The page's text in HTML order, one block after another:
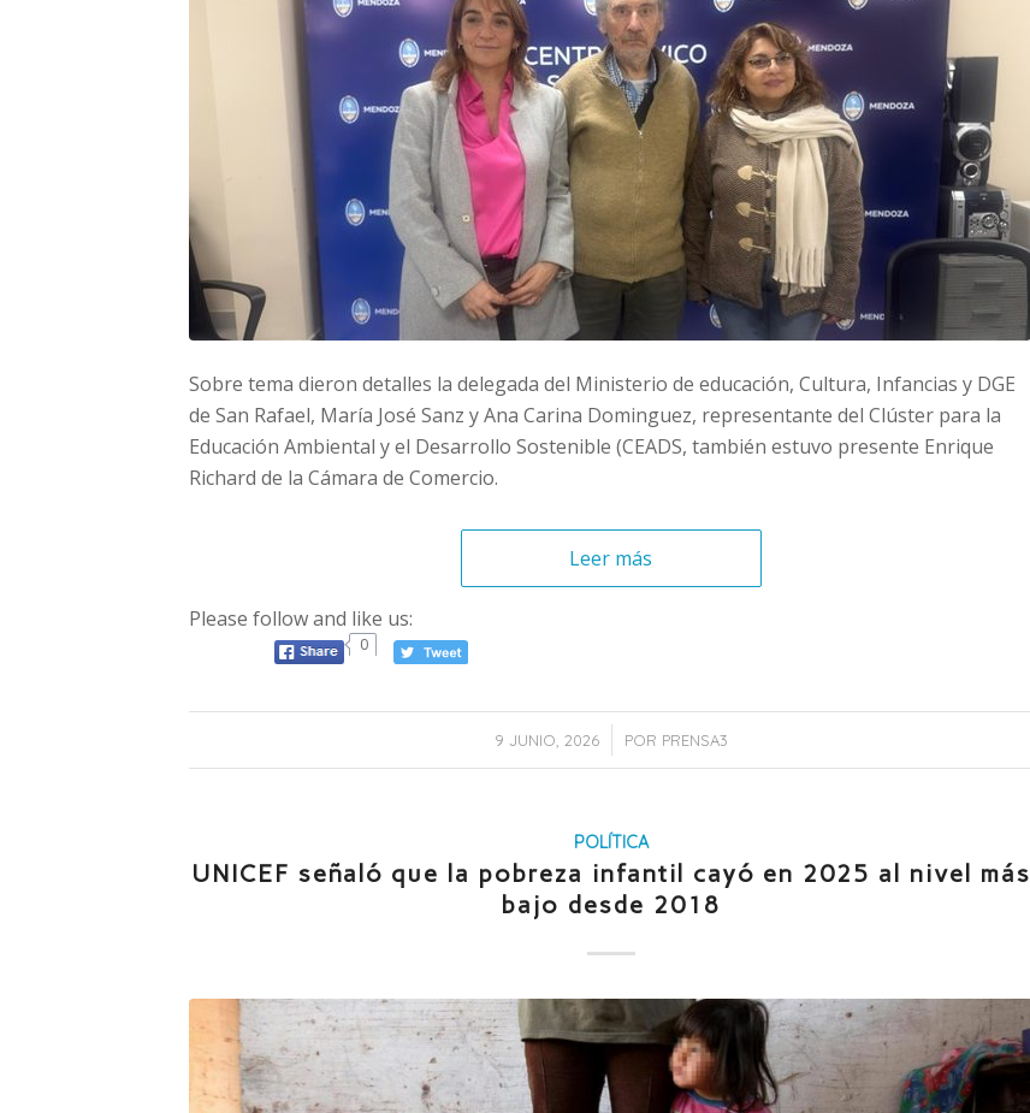
Sobre tema dieron detalles la delegada del Ministerio de educación, Cultura, Infancias y DGE
de San Rafael, María José Sanz y Ana Carina Dominguez, representante del Clúster para la
Educación Ambiental y el Desarrollo Sostenible (CEADS, también estuvo presente Enrique
Richard de la Cámara de Comercio.
Leer más
Please follow and like us:
0
9 JUNIO, 2026
/ POR PRENSA3
POLÍTICA
UNICEF señaló que la pobreza infantil cayó en 2025 al nivel más
bajo desde 2018